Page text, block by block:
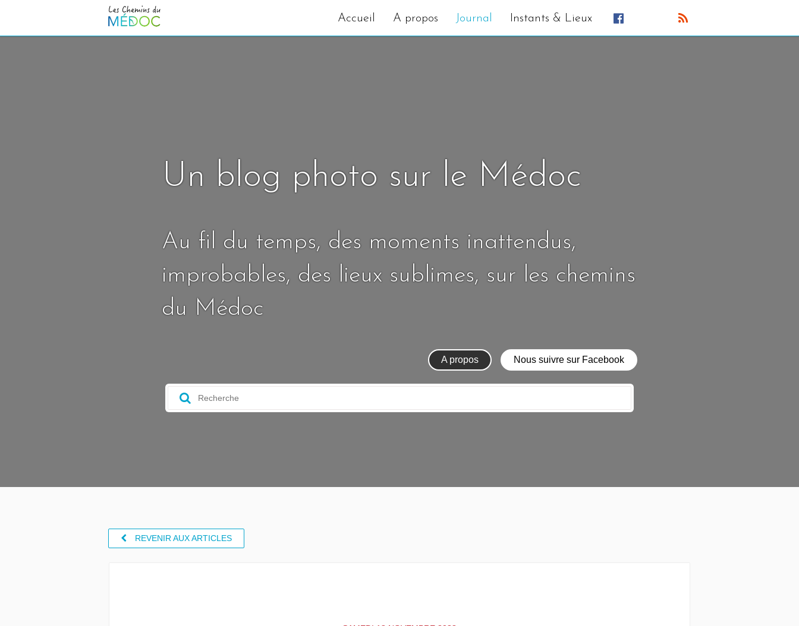
Accueil A propos Journal Instants & Lieux
Un blog photo sur le Médoc
Au fil du temps, des moments inattendus,
improbables, des lieux sublimes, sur les chemins
du Médoc
A propos Nous suivre sur Facebook
REVENIR AUX ARTICLES